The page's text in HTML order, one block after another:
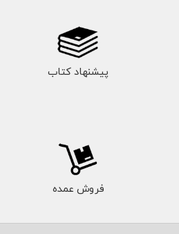
پیشنهاد کتاب
فروش عمده